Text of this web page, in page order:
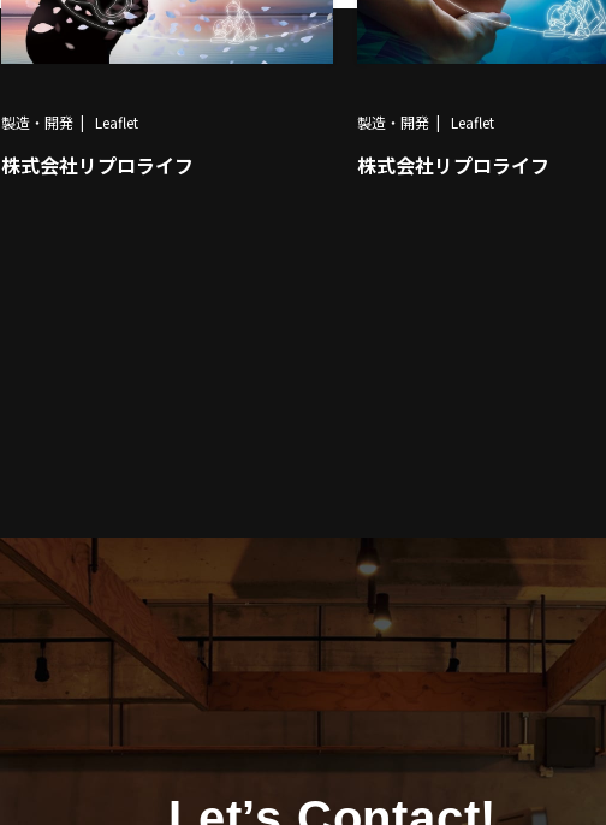
製造・開発 Leaflet
株式会社リプロライフ
製造・開発 Leaflet
株式会社リプロライフ